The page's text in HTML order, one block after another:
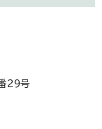
29号